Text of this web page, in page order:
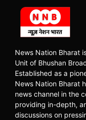
News Nation Bharat
Unit of Bhushan
Established as a
News Nation Bharat
news channel in the
providing in-depth,
discussions on